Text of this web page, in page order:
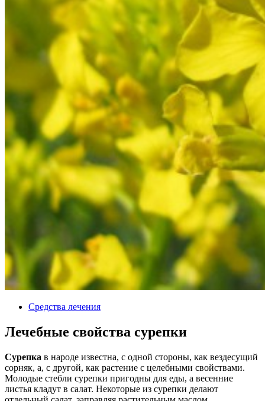
Средства лечения
Лечебные свойства сурепки
Сурепка в народе известна, с одной стороны, как вездесущий
сорняк, а, с другой, как растение с целебными свойствами.
Молодые стебли сурепки пригодны для еды, а весенние
листья кладут в салат. Некоторые из сурепки делают